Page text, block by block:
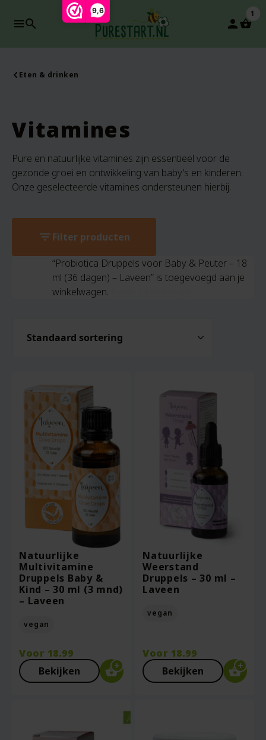
9,6
search person
1
Eten & drinken
Vitamines
Pure en natuurlijke vitamines zijn essentieel voor de
gezonde groei en ontwikkeling van baby’s en kinderen.
Onze geselecteerde vitamines ondersteunen hierbij.
filter_listFilter producten
“Probiotica Druppels voor Baby & Peuter – 18
ml (36 dagen) – Laveen” is toegevoegd aan je
winkelwagen.
Natuurlijke
Multivitamine
Druppels Baby &
Kind – 30 ml (3 mnd)
– Laveen
vegan
Voor 18.99
Bekijken
Natuurlijke
Weerstand
Druppels – 30 ml –
Laveen
vegan
Voor 18.99
Bekijken